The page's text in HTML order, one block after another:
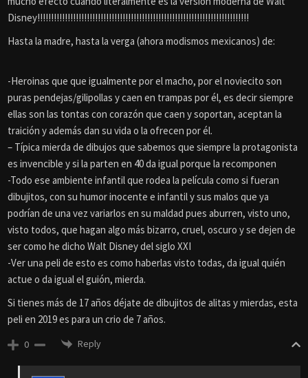
Disney!!!!!!!!!!!!!!!!!!!!!!!!!!!!!!!!!!!!!!!!!!!!!!!!!!!!!!!!!!!!!!!!!!!!!!!!!!!!!
Hasta la madre, hasta la verga (ahora modismos mexicanos) de:
-Heroinas que que igualmente por el macho, por el noviecito son
puras pendejas/gilipollas y caen en trampas por él, es decir siempre
ellas son las tontas con corazón que caen y soportan, aceptan la
traición y además dan su vida o la ofrecen por él.
– Típica mierda de dibujos que sabemos que siempre la protagonista
es invencible y si la parten en 40 da igual porque la recomponen
-Todo ese ambiente infantil que rodea la película como si fueran
dibujitos, con su humor inocente e infantil y sus malos que ya
podrían de una vez variarlos en su maldad pues aburren, visto uno,
visto todos, que hagan algo más bizarro, cruel, oscuro y se dejen de
ser como he dicho Walt Disney del siglo XXI
-Ver una peli de esto es como haberlas visto todas, da igual quién
actue o da igual el guión, mierda.
Si tienes más de 17 años déjate de dibujitos de alitas y mierdas, esta
peli en 2019 es para un crio de 7 años.
0 Reply